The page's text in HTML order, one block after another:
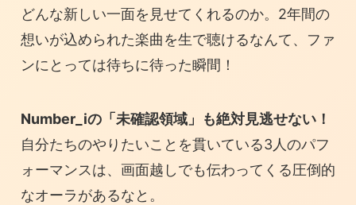
どんな新しい一面を見せてくれるのか。2年間の
想いが込められた楽曲を生で聴けるなんて、ファ
ンにとっては待ちに待った瞬間！
Number_iの「未確認領域」も絶対見逃せない！
自分たちのやりたいことを貫いている3人のパフ
ォーマンスは、画面越しでも伝わってくる圧倒的
なオーラがあるなと。